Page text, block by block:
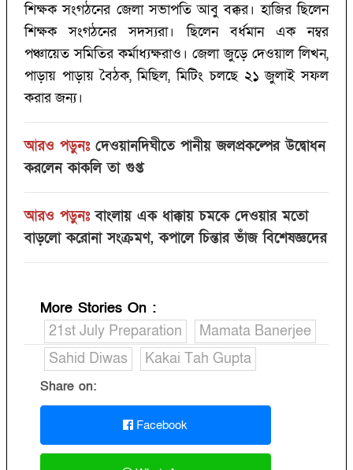
শিক্ষক সংগঠনের জেলা সভাপতি আবু বক্কর। হাজির ছিলেন
শিক্ষক সংগঠনের সদস্যরা। ছিলেন বর্ধমান এক নম্বর
পঞ্চায়েত সমিতির কর্মাধ্যক্ষরাও। জেলা জুড়ে দেওয়াল লিখন,
পাড়ায় পাড়ায় বৈঠক, মিছিল, মিটিং চলছে ২১ জুলাই সফল
করার জন্য।
আরও পড়ুনঃ দেওয়ানদিঘীতে পানীয় জলপ্রকল্পের উদ্বোধন
করলেন কাকলি তা গুপ্ত
আরও পড়ুনঃ বাংলায় এক ধাক্কায় চমকে দেওয়ার মতো
বাড়লো করোনা সংক্রমণ, কপালে চিন্তার ভাঁজ বিশেষজ্ঞদের
More Stories On :
21st July Preparation
Mamata Banerjee
Sahid Diwas
Kakai Tah Gupta
Share on:
Facebook